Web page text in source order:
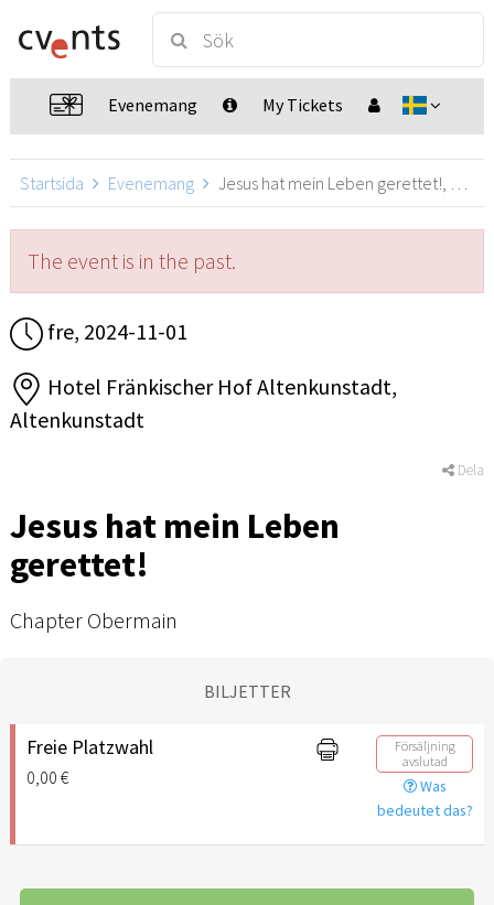
Evenemang My Tickets
Startsida Evenemang Jesus hat mein Leben gerettet!, Altenkunstadt
The event is in the past.
fre, 2024-11-01
Hotel Fränkischer Hof Altenkunstadt,
Altenkunstadt
Dela
Jesus hat mein Leben
gerettet!
Chapter Obermain
BILJETTER
Freie Platzwahl
0,00 €
Försäljning
avslutad
Was
bedeutet das?